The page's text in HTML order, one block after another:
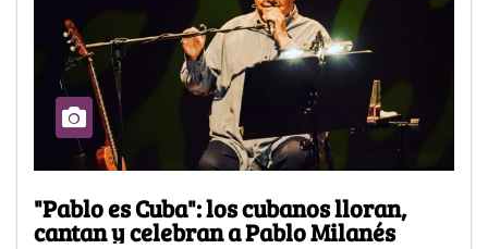
"Pablo es Cuba": los cubanos lloran,
cantan y celebran a Pablo Milanés